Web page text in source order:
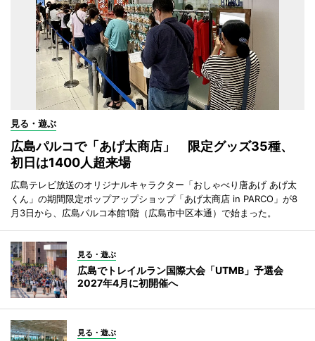
見る・遊ぶ
広島パルコで「あげ太商店」 限定グッズ35種、
初日は1400人超来場
広島テレビ放送のオリジナルキャラクター「おしゃべり唐あげ あげ太
くん」の期間限定ポップアップショップ「あげ太商店 in PARCO」が8
月3日から、広島パルコ本館1階（広島市中区本通）で始まった。
見る・遊ぶ
広島でトレイルラン国際大会「UTMB」予選会
2027年4月に初開催へ
見る・遊ぶ